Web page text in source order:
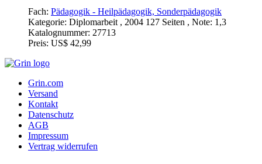
Fach: Pädagogik - Heilpädagogik, Sonderpädagogik
Kategorie: Diplomarbeit , 2004 127 Seiten , Note: 1,3
Katalognummer: 27713
Preis: US$ 42,99
Grin.com
Versand
Kontakt
Datenschutz
AGB
Impressum
Vertrag widerrufen